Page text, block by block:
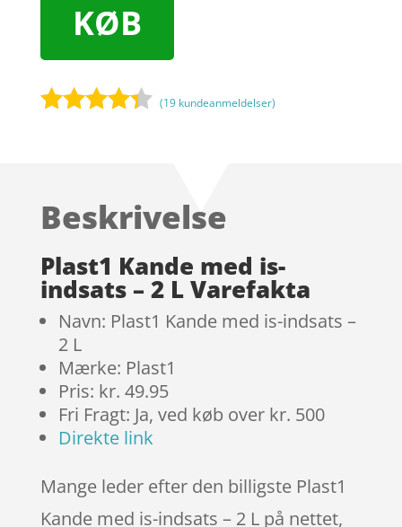
KØB
på
mmelser
(19 kundeanmeldelser)
Beskrivelse
Plast1 Kande med is-
indsats – 2 L Varefakta
Navn: Plast1 Kande med is-indsats –
2 L
Mærke: Plast1
Pris: kr. 49.95
Fri Fragt: Ja, ved køb over kr. 500
Direkte link
Mange leder efter den billigste Plast1
Kande med is-indsats – 2 L på nettet,